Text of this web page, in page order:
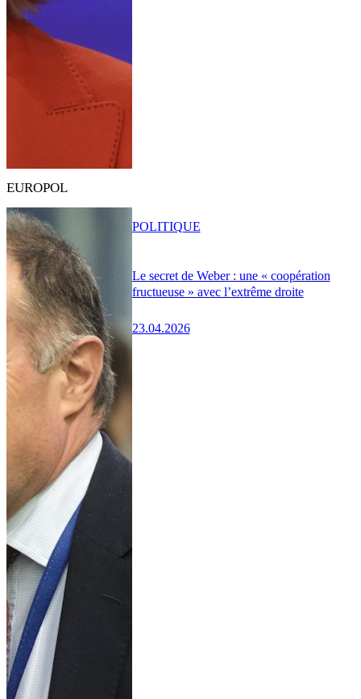
EUROPOL
Le secret de Weber : une « coopération
fructueuse » avec l’extrême droite
23.04.2026
POLITIQUE